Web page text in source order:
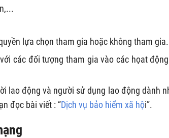
lựa chọn tham gia hoặc không tham gia.
các đối tượng tham gia vào các họat
lao động và người sử dụng lao động dành
đọc bài viết : “Dịch vụ bảo hiểm xã hội”.